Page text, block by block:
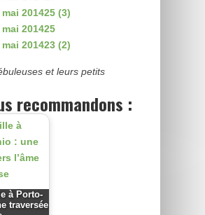
et leurs petits
recommandons :
à Porto-
traversée